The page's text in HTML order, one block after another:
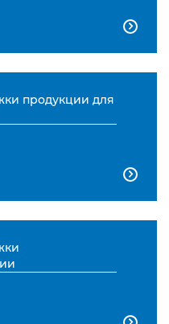

продукции для

